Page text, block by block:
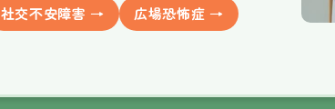
社交不安障害 →
広場恐怖症 →